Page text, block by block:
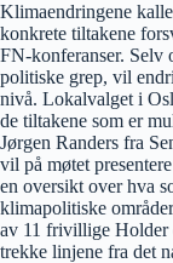
Klimaendringene
konkrete tiltakene
FN-konferanser. Selv
politiske grep, vil
nivå. Lokalvalget i
de tiltakene som er
Jørgen Randers fra
vil på møtet
en oversikt over hva
klimapolitiske
av 11 frivillige Holder
trekke linjene fra det